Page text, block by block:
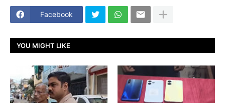
Facebook
YOU MIGHT LIKE